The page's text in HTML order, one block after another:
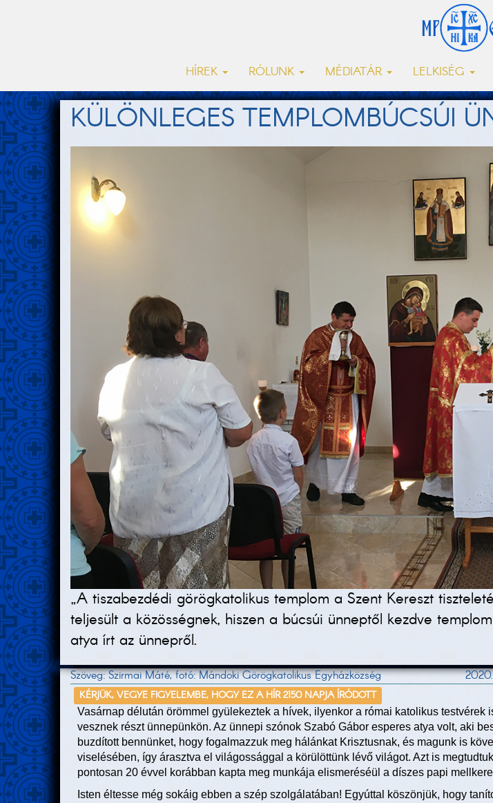
HÍREK RÓLUNK MÉDIATÁR LELKISÉG
KÜLÖNLEGES TEMPLOMBÚCSÚI
„A tiszabezdédi görögkatolikus templom a Szent Kereszt
teljesült a közösségnek, hiszen a búcsúi ünneptől kezdve
atya írt az ünnepről.
Szöveg: Szirmai Máté, fotó: Mándoki Görögkatolikus Egyházközség
KÉRJÜK, VEGYE FIGYELEMBE, HOGY EZ A HÍR 2150 NAPJA ÍRÓDOTT
Vasárnap délután örömmel gyülekeztek a hívek, ilyenkor a római katolikus testvérek
vesznek részt ünnepünkön. Az ünnepi szónok Szabó Gábor esperes atya volt, aki
buzdított bennünket, hogy fogalmazzuk meg hálánkat Krisztusnak, és magunk is
viselésében, így árasztva el világossággal a körülöttünk lévő világot. Azt is
pontosan 20 évvel korábban kapta meg munkája elismeréséül a díszes papi
Isten éltesse még sokáig ebben a szép szolgálatában! Egyúttal köszönjük, hogy